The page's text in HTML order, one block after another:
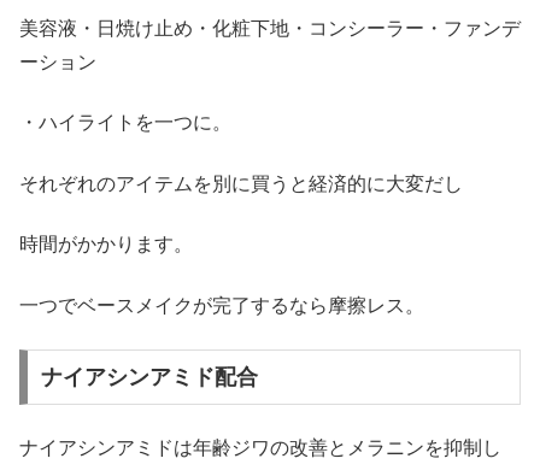
美容液・日焼け止め・化粧下地・コンシーラー・ファンデ
ーション
・ハイライトを一つに。
それぞれのアイテムを別に買うと経済的に大変だし
時間がかかります。
一つでベースメイクが完了するなら摩擦レス。
ナイアシンアミド配合
ナイアシンアミドは年齢ジワの改善とメラニンを抑制し